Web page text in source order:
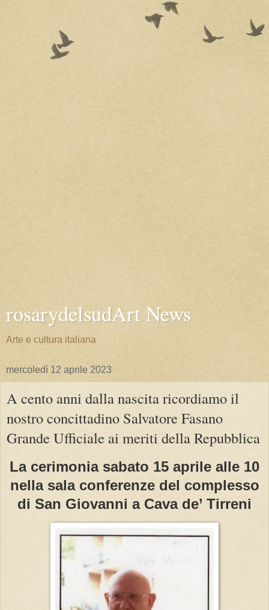
rosarydelsudArt News
Arte e cultura italiana
mercoledì 12 aprile 2023
A cento anni dalla nascita ricordiamo il
nostro concittadino Salvatore Fasano
Grande Ufficiale ai meriti della Repubblica
La cerimonia sabato 15 aprile alle 10
nella sala conferenze del complesso
di San Giovanni a Cava de’ Tirreni